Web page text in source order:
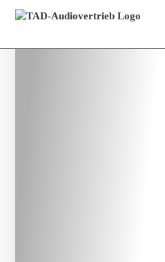
Menü überspringen